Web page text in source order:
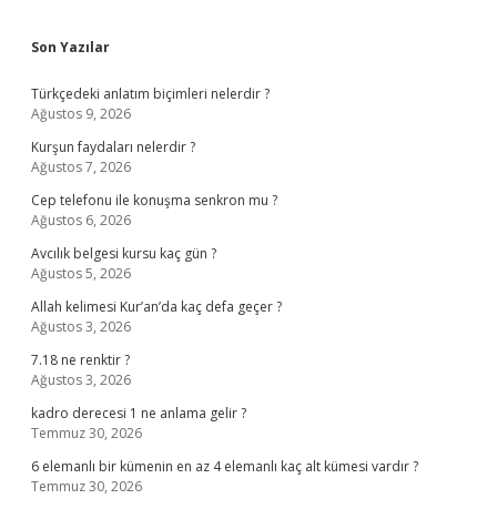
Sidebar
Son Yazılar
Türkçedeki anlatım biçimleri nelerdir ?
Ağustos 9, 2026
Kurşun faydaları nelerdir ?
Ağustos 7, 2026
Cep telefonu ile konuşma senkron mu ?
Ağustos 6, 2026
Avcılık belgesi kursu kaç gün ?
Ağustos 5, 2026
Allah kelimesi Kur’an’da kaç defa geçer ?
Ağustos 3, 2026
7.18 ne renktir ?
Ağustos 3, 2026
kadro derecesi 1 ne anlama gelir ?
Temmuz 30, 2026
6 elemanlı bir kümenin en az 4 elemanlı kaç alt kümesi vardır ?
Temmuz 30, 2026